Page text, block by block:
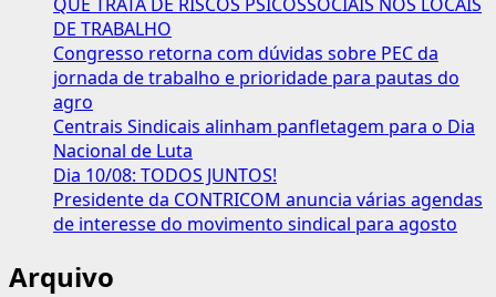
a
contratos
anteriores
a
2017
DE TRABALHO
Congresso retorna com dúvidas sobre PEC da
jornada de trabalho e prioridade para pautas do
agro
Centrais Sindicais alinham panfletagem para o Dia
Nacional de Luta
Dia 10/08: TODOS JUNTOS!
Presidente da CONTRICOM anuncia várias agendas
de interesse do movimento sindical para agosto
Arquivo